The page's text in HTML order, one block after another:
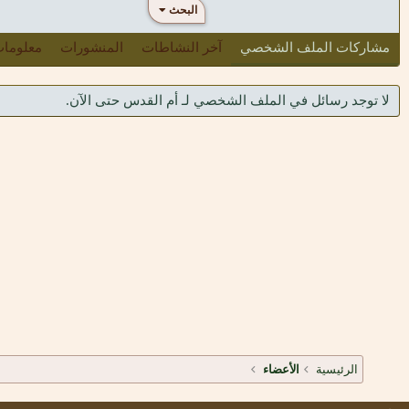
البحث
مشاركات الملف الشخصي آخر النشاطات المنشورات
لا توجد رسائل في الملف الشخصي لـ أم القدس حتى الآن.
الرئيسية الأعضاء